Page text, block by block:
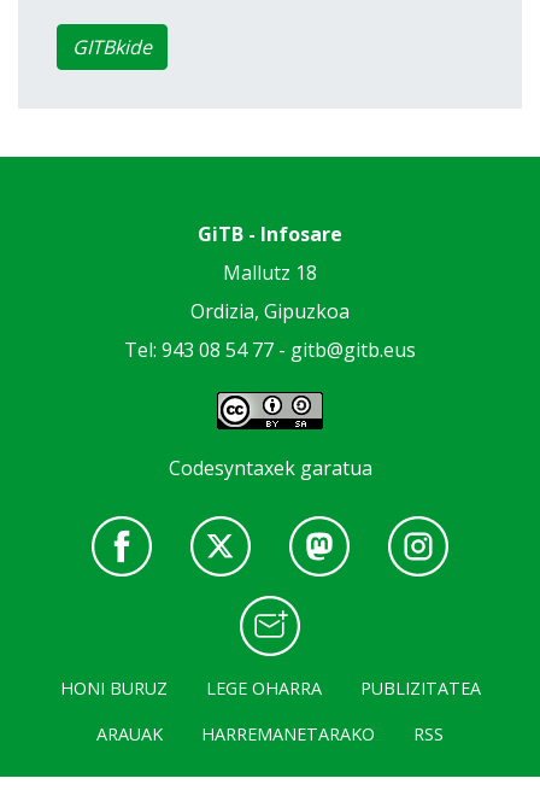
GITBkide
GiTB - Infosare
Mallutz 18
Ordizia, Gipuzkoa
Tel: 943 08 54 77 - gitb@gitb.eus
Codesyntaxek garatua
HONI BURUZ LEGE OHARRA
PUBLIZITATEA
ARAUAK
HARREMANETARAKO RSS